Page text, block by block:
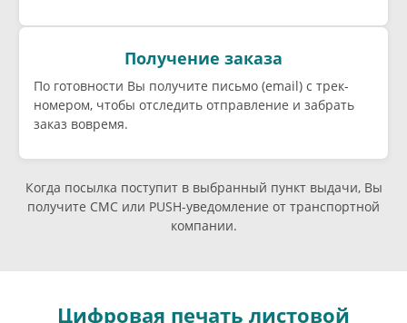
Получение заказа
По готовности Вы получите письмо (email) c трек-
номером, чтобы отследить отправление и забрать
заказ вовремя.
Когда посылка поступит в выбранный пункт выдачи, Вы
получите СМС или PUSH-уведомление от транспортной
компании.
Цифровая печать листовой